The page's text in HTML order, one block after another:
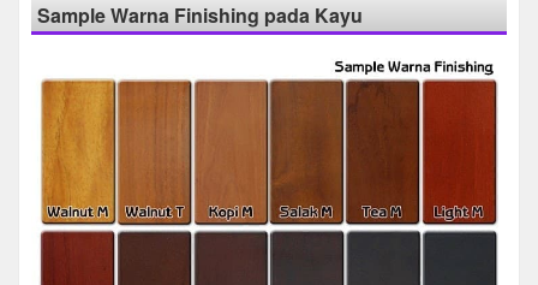
Sample Warna Finishing pada Kayu